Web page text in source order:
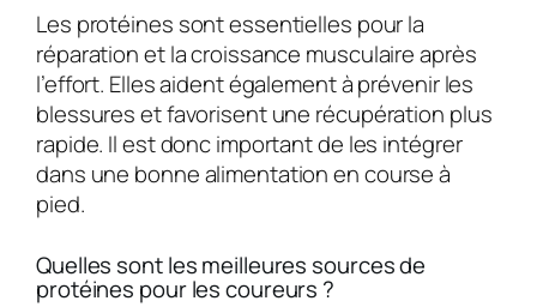
Les protéines sont essentielles pour la
réparation et la croissance musculaire après
l’effort. Elles aident également à prévenir les
blessures et favorisent une récupération plus
rapide. Il est donc important de les intégrer
dans une bonne alimentation en course à
pied.
Quelles sont les meilleures sources de
protéines pour les coureurs ?